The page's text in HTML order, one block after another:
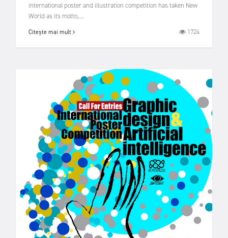
international poster and illustration competition has taken New
World as its motto,...
Citește mai mult 1724